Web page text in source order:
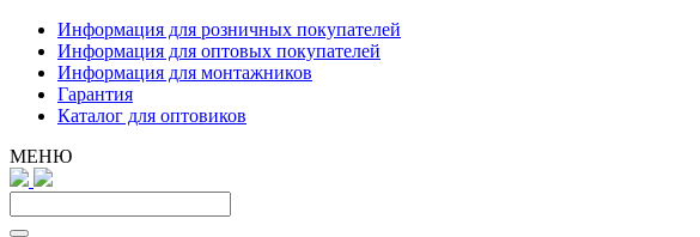
Информация для розничных покупателей
Информация для оптовых покупателей
Информация для монтажников
Гарантия
Каталог для оптовиков
МЕНЮ